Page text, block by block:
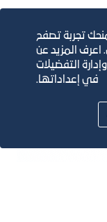
تجربة تصفح
المزيد عن
التفضيلات
في إعداداتها.